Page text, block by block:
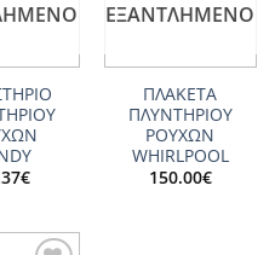
€
ΕΞΑΝΤΛΗΜΈΝΟ
ΠΛΑΚΕΤΑ
ΠΛΥΝΤΗΡΙΟΥ
ΡΟΥΧΩΝ
WHIRLPOOL
150.00€